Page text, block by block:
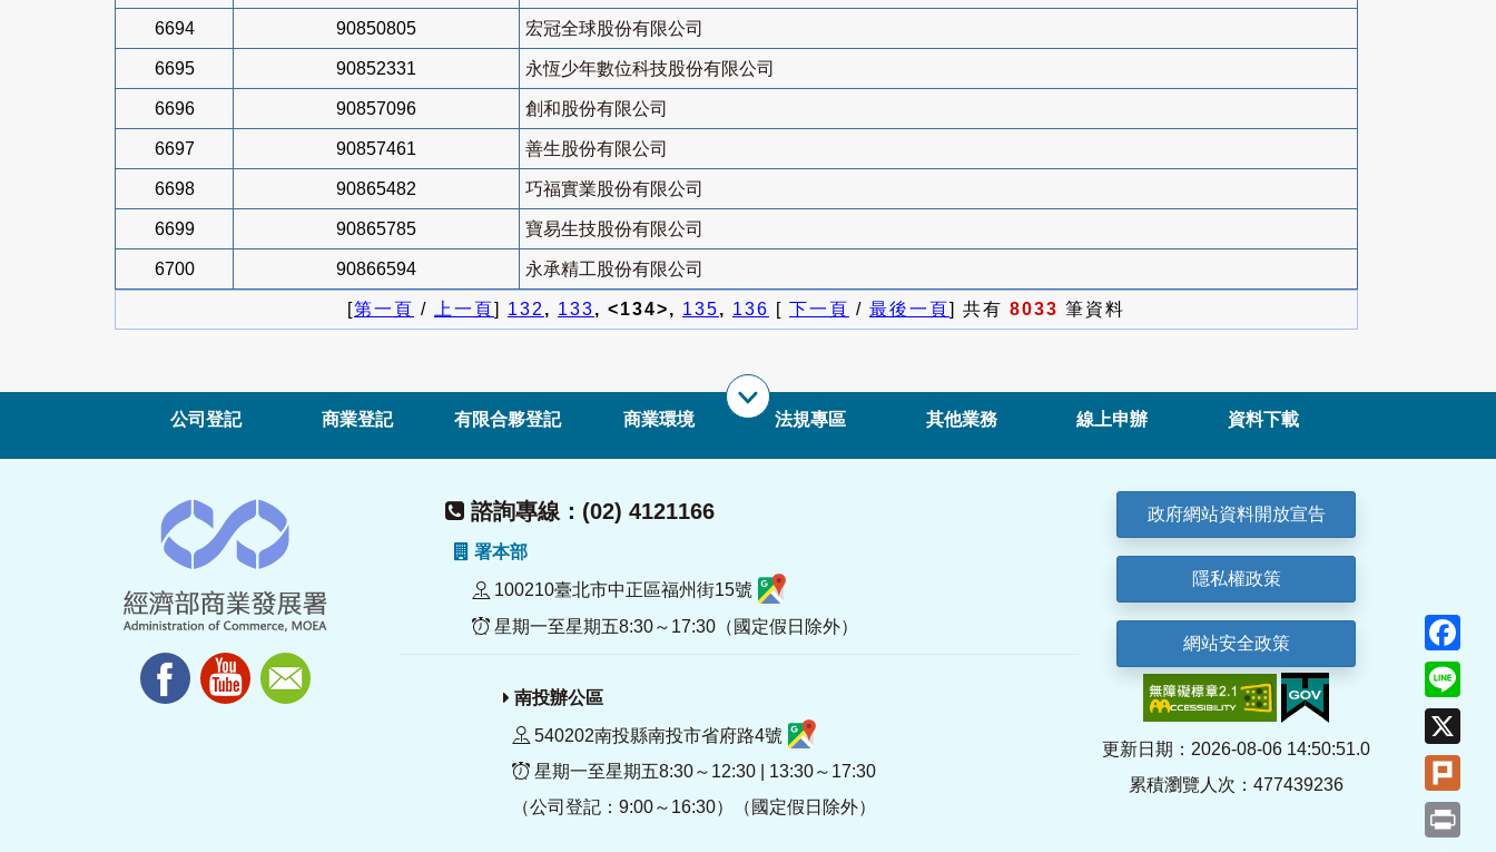
6694 90850805 宏冠全球股份有限公司
6695 90852331 永恆少年數位科技股份有限公司
6696 90857096 創和股份有限公司
6697 90857461 善生股份有限公司
6698 90865482 巧福實業股份有限公司
6699 90865785 寶易生技股份有限公司
6700 90866594 永承精工股份有限公司
[第一頁 / 上一頁] 132, 133, <134>, 135, 136 [ 下一頁 / 最後一頁] 共有 8033 筆資料
公司登記 商業登記 有限合夥登記 商業環境 法規專區 其他業務 線上申辦 資料下載
諮詢專線：(02) 4121166
署本部
100210臺北市中正區福州街15號
星期一至星期五8:30～17:30（國定假日除外）
南投辦公區
540202南投縣南投市省府路4號
星期一至星期五8:30～12:30 | 13:30～17:30
（公司登記：9:00～16:30）（國定假日除外）
政府網站資料開放宣告
隱私權政策
網站安全政策
更新日期：2026-08-06 14:50:51.0
累積瀏覽人次：477439236